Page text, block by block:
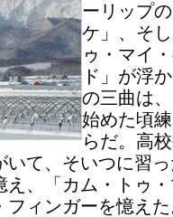
ーリップ
ケ」、そ
ゥ・マイ
ド」が浮
の三曲は
始めた頃
らだ。高
いて、そいつに習
え、「カム・トゥ
フィンガーを憶え